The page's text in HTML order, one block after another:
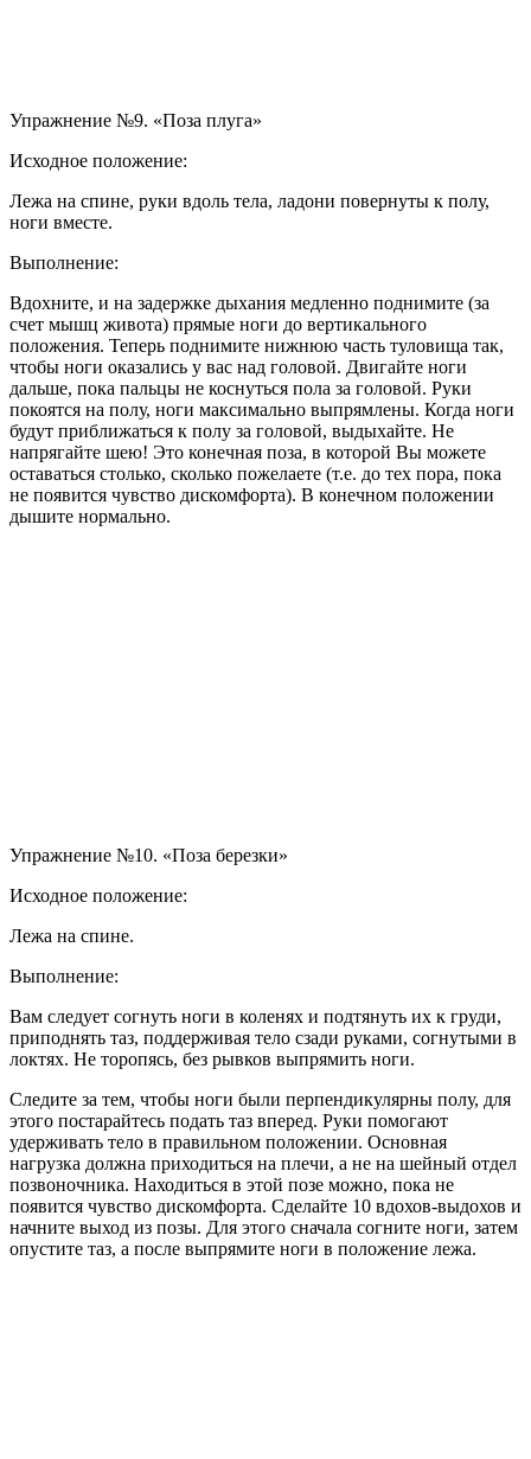
Упражнение №9. «Поза плуга»
Исходное положение:
Лежа на спине, руки вдоль тела, ладони повернуты к полу,
ноги вместе.
Выполнение:
Вдохните, и на задержке дыхания медленно поднимите (за
счет мышц живота) прямые ноги до вертикального
положения. Теперь поднимите нижнюю часть туловища так,
чтобы ноги оказались у вас над головой. Двигайте ноги
дальше, пока пальцы не коснуться пола за головой. Руки
покоятся на полу, ноги максимально выпрямлены. Когда ноги
будут приближаться к полу за головой, выдыхайте. Не
напрягайте шею! Это конечная поза, в которой Вы можете
оставаться столько, сколько пожелаете (т.е. до тех пора, пока
не появится чувство дискомфорта). В конечном положении
дышите нормально.
Упражнение №10. «Поза березки»
Исходное положение:
Лежа на спине.
Выполнение:
Вам следует согнуть ноги в коленях и подтянуть их к груди,
приподнять таз, поддерживая тело сзади руками, согнутыми в
локтях. Не торопясь, без рывков выпрямить ноги.
Следите за тем, чтобы ноги были перпендикулярны полу, для
этого постарайтесь подать таз вперед. Руки помогают
удерживать тело в правильном положении. Основная
нагрузка должна приходиться на плечи, а не на шейный отдел
позвоночника. Находиться в этой позе можно, пока не
появится чувство дискомфорта. Сделайте 10 вдохов-выдохов и
начните выход из позы. Для этого сначала согните ноги, затем
опустите таз, а после выпрямите ноги в положение лежа.